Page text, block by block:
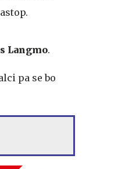
Langmo.
pa se bo